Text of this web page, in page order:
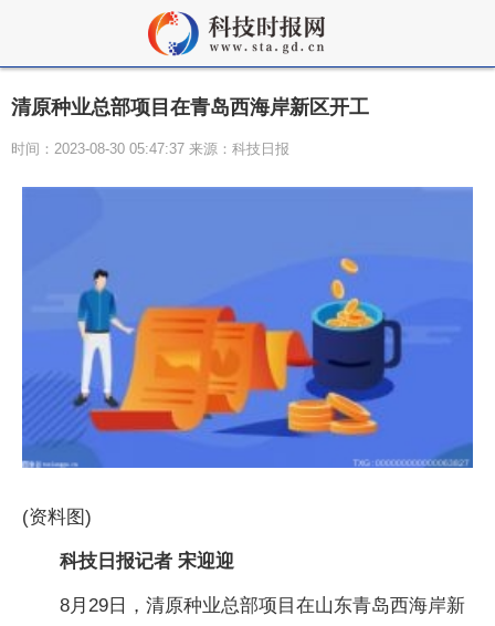
清原种业总部项目在青岛西海岸新区开工
时间：2023-08-30 05:47:37 来源：科技日报
(资料图)
科技日报记者 宋迎迎
8月29日，清原种业总部项目在山东青岛西海岸新